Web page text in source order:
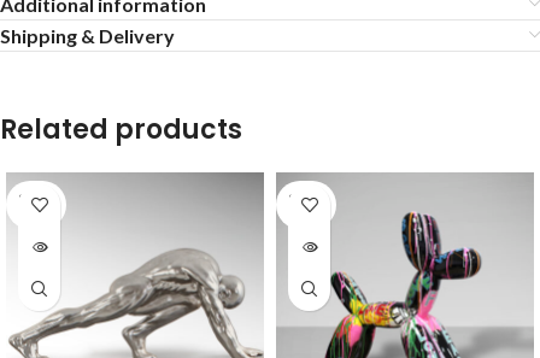
Shipping & Delivery
Related products
SOLD
OUT
SOLD
OUT